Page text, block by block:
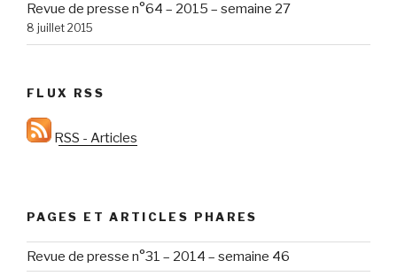
Revue de presse n°64 – 2015 – semaine 27
8 juillet 2015
FLUX RSS
RSS - Articles
PAGES ET ARTICLES PHARES
Revue de presse n°31 – 2014 – semaine 46